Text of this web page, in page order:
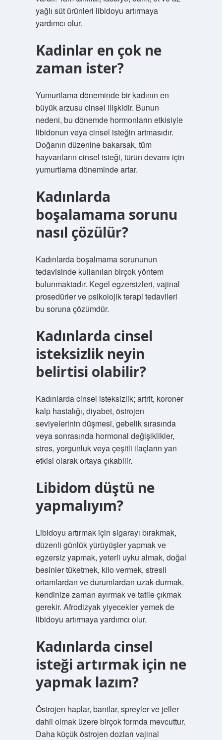
yağlı süt ürünleri libidoyu artırmaya
yardımcı olur.
Kadinlar en çok ne
zaman ister?
Yumurtlama döneminde bir kadının en
büyük arzusu cinsel ilişkidir. Bunun
nedeni, bu dönemde hormonların etkisiyle
libidonun veya cinsel isteğin artmasıdır.
Doğanın düzenine bakarsak, tüm
hayvanların cinsel isteği, türün devamı için
yumurtlama döneminde artar.
Kadınlarda
boşalamama sorunu
nasıl çözülür?
Kadınlarda boşalmama sorununun
tedavisinde kullanılan birçok yöntem
bulunmaktadır. Kegel egzersizleri, vajinal
prosedürler ve psikolojik terapi tedavileri
bu soruna çözümdür.
Kadınlarda cinsel
isteksizlik neyin
belirtisi olabilir?
Kadınlarda cinsel isteksizlik; artrit, koroner
kalp hastalığı, diyabet, östrojen
seviyelerinin düşmesi, gebelik sırasında
veya sonrasında hormonal değişiklikler,
stres, yorgunluk veya çeşitli ilaçların yan
etkisi olarak ortaya çıkabilir.
Libidom düştü ne
yapmalıyım?
Libidoyu artırmak için sigarayı bırakmak,
düzenli günlük yürüyüşler yapmak ve
egzersiz yapmak, yeterli uyku almak, doğal
besinler tüketmek, kilo vermek, stresli
ortamlardan ve durumlardan uzak durmak,
kendinize zaman ayırmak ve tatile çıkmak
gerekir. Afrodizyak yiyecekler yemek de
libidoyu artırmaya yardımcı olur.
Kadınlarda cinsel
isteği artırmak için ne
yapmak lazım?
Östrojen haplar, bantlar, spreyler ve jeller
dahil olmak üzere birçok formda mevcuttur.
Daha küçük östrojen dozları vajinal